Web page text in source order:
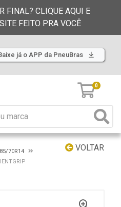
FINAL? CLIQUE AQUI E
FEITO PRA VOCÊ
já o APP da PneuBras
0
VOLTAR
70R14